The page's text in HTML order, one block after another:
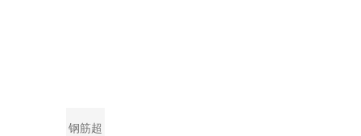
钢筋超